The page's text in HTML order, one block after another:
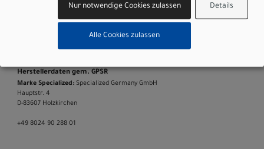
: 29.5 kg (65 lb, 0.6 oz)
Herstellerdaten gem. GPSR
Marke Specialized: Specialized Germany GmbH
Hauptstr. 4
D-83607 Holzkirchen
+49 8024 90 288 01
Details
Nur notwendige Cookies zulassen
Alle Cookies zulassen